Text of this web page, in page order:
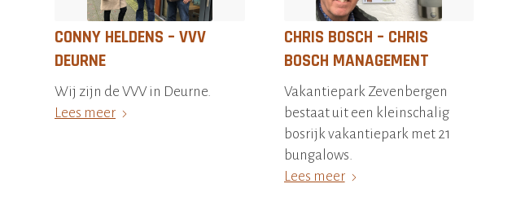
CONNY HELDENS – VVV
DEURNE
Wij zijn de VVV in Deurne.
Lees meer
CHRIS BOSCH – CHRIS
BOSCH MANAGEMENT
Vakantiepark Zevenbergen
bestaat uit een kleinschalig
bosrijk vakantiepark met 21
bungalows.
Lees meer